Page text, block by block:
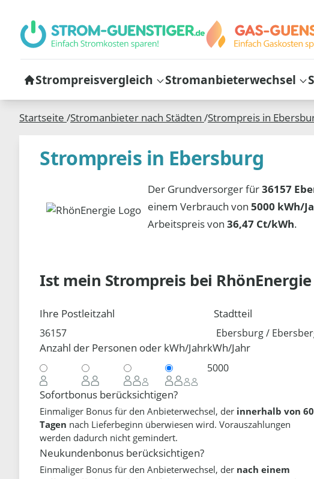
Strompreisvergleich Stromanbieterwechsel
Startseite /Stromanbieter nach Städten /Strompreis in
Strompreis in Ebersburg
Der Grundversorger für36157
einem Verbrauch von5000 kWh/
Arbeitspreis von36,47 Ct/kWh.
Ist mein Strompreis bei
Ihre Postleitzahl Stadtteil
Anzahl der Personen oder kWh/JahrkWh/Jahr
Sofortbonus berücksichtigen?
Einmaliger Bonus für den Anbieterwechsel, der innerhalb von 60
Tagen nach Lieferbeginn überwiesen wird. Vorauszahlungen
werden dadurch nicht gemindert.
Neukundenbonus berücksichtigen?
Einmaliger Bonus für den Anbieterwechsel, der nach einem